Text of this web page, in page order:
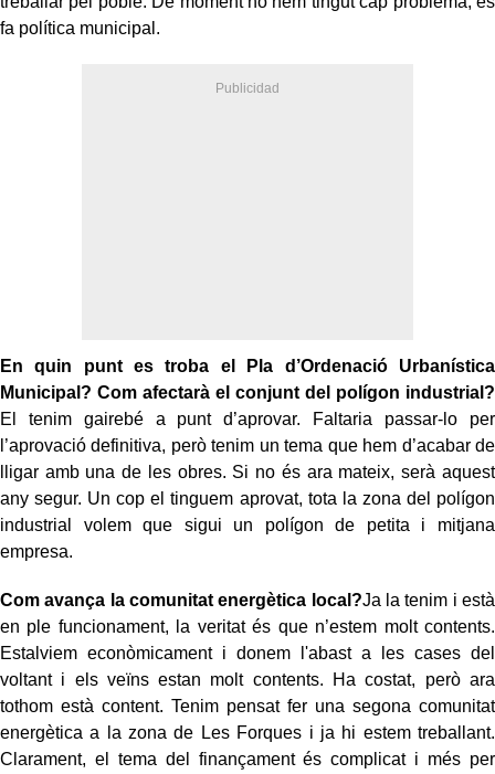
fa política municipal.
En quin punt es troba el Pla d’Ordenació Urbanística
Municipal? Com afectarà el conjunt del polígon industrial?
El tenim gairebé a punt d’aprovar. Faltaria passar-lo per
l’aprovació definitiva, però tenim un tema que hem d’acabar de
lligar amb una de les obres. Si no és ara mateix, serà aquest
any segur. Un cop el tinguem aprovat, tota la zona del polígon
industrial volem que sigui un polígon de petita i mitjana
empresa.
Com avança la comunitat energètica local?Ja la tenim i està
en ple funcionament, la veritat és que n’estem molt contents.
Estalviem econòmicament i donem l'abast a les cases del
voltant i els veïns estan molt contents. Ha costat, però ara
tothom està content. Tenim pensat fer una segona comunitat
energètica a la zona de Les Forques i ja hi estem treballant.
Clarament, el tema del finançament és complicat i més per